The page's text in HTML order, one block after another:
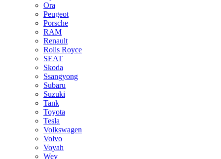
Ora
Peugeot
Porsche
RAM
Renault
Rolls Royce
SEAT
Skoda
Ssangyong
Subaru
Suzuki
Tank
Toyota
Tesla
Volkswagen
Volvo
Voyah
Wey